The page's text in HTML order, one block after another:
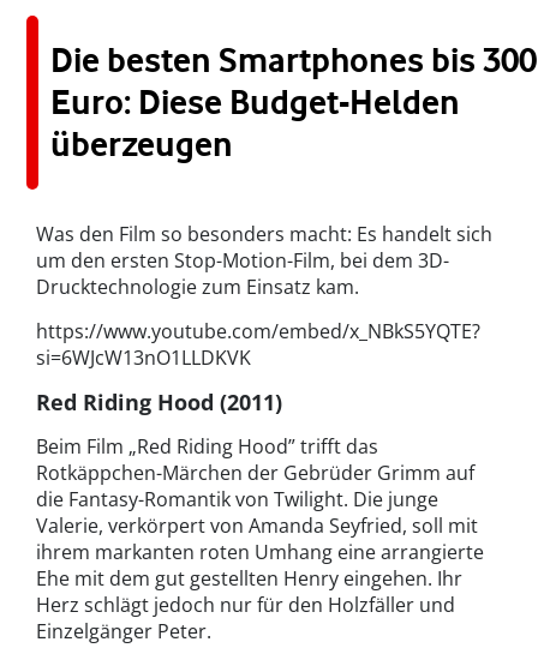
Die besten Smartphones bis 300
Euro: Diese Budget-Helden
überzeugen
Was den Film so besonders macht: Es handelt sich
um den ersten Stop-Motion-Film, bei dem 3D-
Drucktechnologie zum Einsatz kam.
https://www.youtube.com/embed/x_NBkS5YQTE?
si=6WJcW13nO1LLDKVK
Red Riding Hood (2011)
Beim Film „Red Riding Hood” trifft das
Rotkäppchen-Märchen der Gebrüder Grimm auf
die Fantasy-Romantik von Twilight. Die junge
Valerie, verkörpert von Amanda Seyfried, soll mit
ihrem markanten roten Umhang eine arrangierte
Ehe mit dem gut gestellten Henry eingehen. Ihr
Herz schlägt jedoch nur für den Holzfäller und
Einzelgänger Peter.